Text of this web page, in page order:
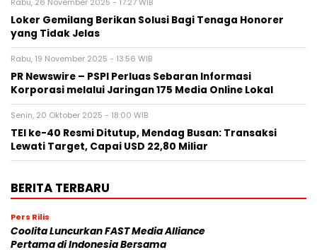
Loker Gemilang Berikan Solusi Bagi Tenaga Honorer
yang Tidak Jelas
Rabu, 19 November 2025 - 13:56 WIB
PR Newswire – PSPI Perluas Sebaran Informasi
Korporasi melalui Jaringan 175 Media Online Lokal
Senin, 20 Oktober 2025 - 18:00 WIB
TEI ke-40 Resmi Ditutup, Mendag Busan: Transaksi
Lewati Target, Capai USD 22,80 Miliar
BERITA TERBARU
Pers Rilis
Coolita Luncurkan FAST Media Alliance
Pertama di Indonesia Bersama